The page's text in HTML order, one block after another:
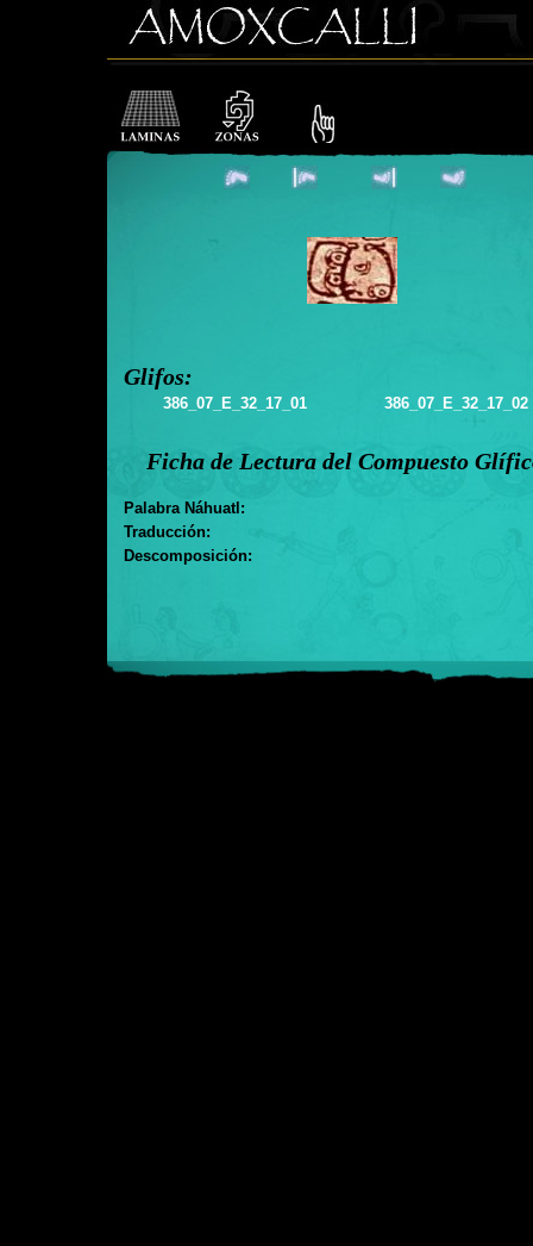
Glifos:
386_07_E_32_17_01 386_07_E_32_17_02
Ficha de Lectura del Compuesto
Palabra Náhuatl:
Traducción:
Descomposición: